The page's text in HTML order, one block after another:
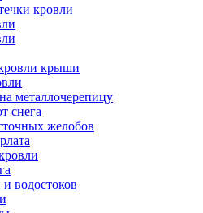
кровли
крыши
металлочерепицу
снега
желобов
водостоков